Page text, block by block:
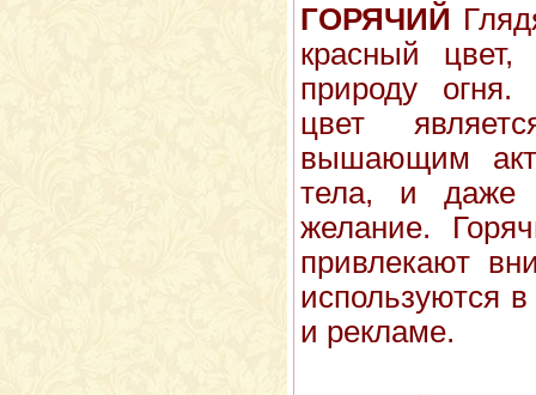
ГОРЯЧИЙ
красный
природу
цвет
вышающим
тела, и даже
желание.
привлекают
используются
и рекламе.